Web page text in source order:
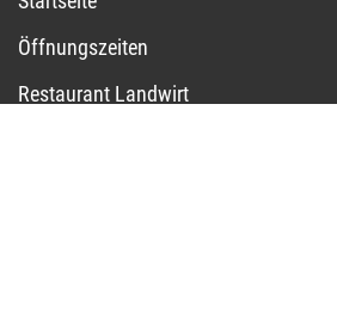
Öffnungszeiten
Restaurant Landwirt